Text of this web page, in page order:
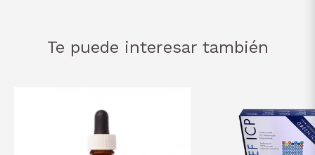
Te puede interesar también